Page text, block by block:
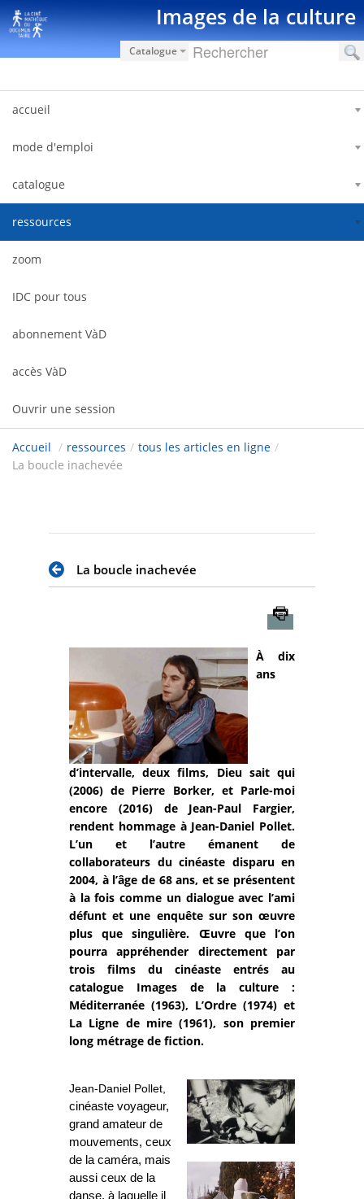
Saut au contenu Images de la culture
Catalogue
accueil
mode d'emploi
catalogue
ressources
zoom
IDC pour tous
abonnement VàD
accès VàD
Ouvrir une session
Accueil / ressources / tous les articles en ligne /
La boucle inachevée
La boucle inachevée
À dix
ans
d’intervalle, deux films, Dieu sait qui
(2006) de Pierre Borker, et Parle-moi
encore (2016) de Jean-Paul Fargier,
rendent hommage à Jean-Daniel Pollet.
L’un et l’autre émanent de
collaborateurs du cinéaste disparu en
2004, à l’âge de 68 ans, et se présentent
à la fois comme un dialogue avec l’ami
défunt et une enquête sur son œuvre
plus que singulière. Œuvre que l’on
pourra appréhender directement par
trois films du cinéaste entrés au
catalogue Images de la culture :
Méditerranée (1963), L’Ordre (1974) et
La Ligne de mire (1961), son premier
long métrage de fiction.
Jean-Daniel Pollet,
cinéaste voyageur,
grand amateur de
mouvements, ceux
de la caméra, mais
aussi ceux de la
danse, à laquelle il